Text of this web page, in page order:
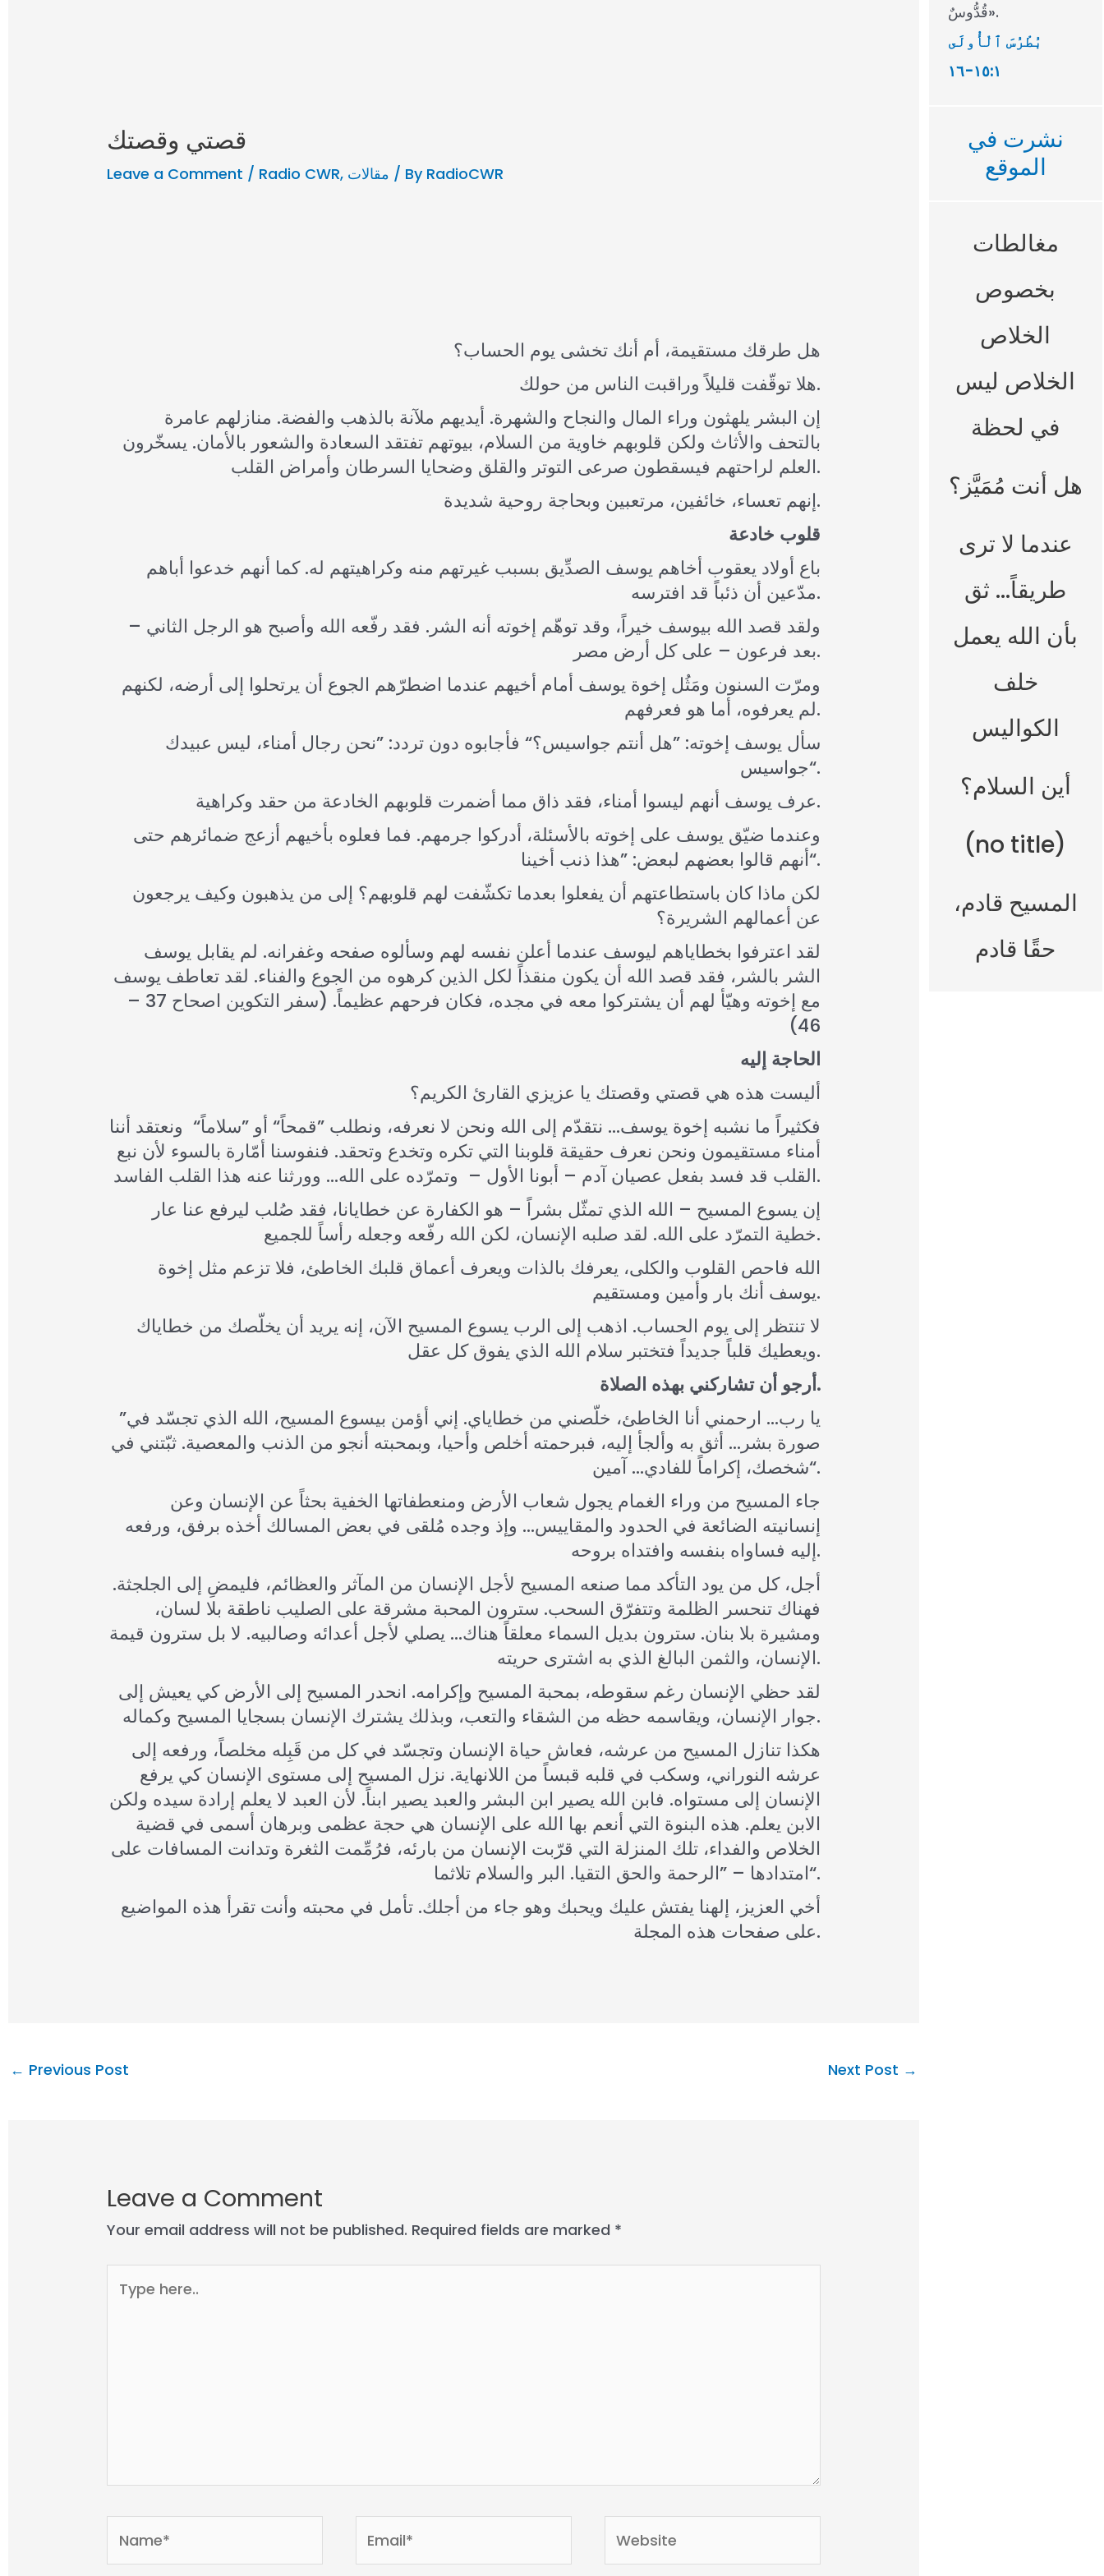
قصتي وقصتك
Leave a Comment / Radio CWR, مقالات / By RadioCWR
هل طرقك مستقيمة، أم أنك تخشى يوم الحساب؟
هلا توقّفت قليلاً وراقبت الناس من حولك.
إن البشر يلهثون وراء المال والنجاح والشهرة. أيديهم ملآنة بالذهب والفضة. منازلهم عامرة
بالتحف والأثاث ولكن قلوبهم خاوية من السلام، بيوتهم تفتقد السعادة والشعور بالأمان. يسخّرون
العلم لراحتهم فيسقطون صرعى التوتر والقلق وضحايا السرطان وأمراض القلب.
إنهم تعساء، خائفين، مرتعبين وبحاجة روحية شديدة.
قلوب خادعة
باع أولاد يعقوب أخاهم يوسف الصدِّيق بسبب غيرتهم منه وكراهيتهم له. كما أنهم خدعوا أباهم
مدّعين أن ذئباً قد افترسه.
ولقد قصد الله بيوسف خيراً، وقد توهّم إخوته أنه الشر. فقد رفّعه الله وأصبح هو الرجل الثاني –
بعد فرعون – على كل أرض مصر.
ومرّت السنون ومَثُل إخوة يوسف أمام أخيهم عندما اضطرّهم الجوع أن يرتحلوا إلى أرضه، لكنهم
لم يعرفوه، أما هو فعرفهم.
سأل يوسف إخوته: ”هل أنتم جواسيس؟“ فأجابوه دون تردد: ”نحن رجال أمناء، ليس عبيدك
جواسيس“.
عرف يوسف أنهم ليسوا أمناء، فقد ذاق مما أضمرت قلوبهم الخادعة من حقد وكراهية.
أنهم قالوا بعضهم لبعض: ”هذا ذنب أخينا“.
لكن ماذا كان باستطاعتهم أن يفعلوا بعدما تكشّفت لهم قلوبهم؟ إلى من يذهبون وكيف يرجعون
عن أعمالهم الشريرة؟
لقد اعترفوا بخطاياهم ليوسف عندما أعلن نفسه لهم وسألوه صفحه وغفرانه. لم يقابل يوسف
الشر بالشر، فقد قصد الله أن يكون منقذاً لكل الذين كرهوه من الجوع والفناء. لقد تعاطف يوسف
مع إخوته وهيّأ لهم أن يشتركوا معه في مجده، فكان فرحهم عظيماً. (سفر التكوين اصحاح 37 –
46)
الحاجة إليه
أليست هذه هي قصتي وقصتك يا عزيزي القارئ الكريم؟
فكثيراً ما نشبه إخوة يوسف… نتقدّم إلى الله ونحن لا نعرفه، ونطلب ”قمحاً“ أو ”سلاماً“ ونعتقد أننا
أمناء مستقيمون ونحن نعرف حقيقة قلوبنا التي تكره وتخدع وتحقد. فنفوسنا أمّارة بالسوء لأن نبع
القلب قد فسد بفعل عصيان آدم – أبونا الأول – وتمرّده على الله… وورثنا عنه هذا القلب الفاسد.
إن يسوع المسيح – الله الذي تمثّل بشراً – هو الكفارة عن خطايانا، فقد صُلب ليرفع عنا عار
خطية التمرّد على الله. لقد صلبه الإنسان، لكن الله رفّعه وجعله رأساً للجميع.
الله فاحص القلوب والكلى، يعرفك بالذات ويعرف أعماق قلبك الخاطئ، فلا تزعم مثل إخوة
يوسف أنك بار وأمين ومستقيم.
لا تنتظر إلى يوم الحساب. اذهب إلى الرب يسوع المسيح الآن، إنه يريد أن يخلّصك من خطاياك
ويعطيك قلباً جديداً فتختبر سلام الله الذي يفوق كل عقل.
أرجو أن تشاركني بهذه الصلاة.
”يا رب… ارحمني أنا الخاطئ، خلّصني من خطاياي. إني أؤمن بيسوع المسيح، الله الذي تجسّد في
صورة بشر… أثق به وألجأ إليه، فبرحمته أخلص وأحيا، وبمحبته أنجو من الذنب والمعصية. ثبّتني في
شخصك، إكراماً للفادي… آمين“.
إنسانيته الضائعة في الحدود والمقاييس… وإذ وجده مُلقى في بعض المسالك أخذه برفق، ورفعه
إليه فساواه بنفسه وافتداه بروحه.
أجل، كل من يود التأكد مما صنعه المسيح لأجل الإنسان من المآثر والعظائم، فليمضِ إلى الجلجثة.
فهناك تنحسر الظلمة وتتفرّق السحب. سترون المحبة مشرقة على الصليب ناطقة بلا لسان،
ومشيرة بلا بنان. سترون بديل السماء معلقاً هناك… يصلي لأجل أعدائه وصالبيه. لا بل سترون قيمة
الإنسان، والثمن البالغ الذي به اشترى حريته.
لقد حظي الإنسان رغم سقوطه، بمحبة المسيح وإكرامه. انحدر المسيح إلى الأرض كي يعيش إلى
جوار الإنسان، ويقاسمه حظه من الشقاء والتعب، وبذلك يشترك الإنسان بسجايا المسيح وكماله.
هكذا تنازل المسيح من عرشه، فعاش حياة الإنسان وتجسّد في كل من قَبِله مخلصاً، ورفعه إلى
عرشه النوراني، وسكب في قلبه قبساً من اللانهاية. نزل المسيح إلى مستوى الإنسان كي يرفع
الإنسان إلى مستواه. فابن الله يصير ابن البشر والعبد يصير ابناً. لأن العبد لا يعلم إرادة سيده ولكن
الابن يعلم. هذه البنوة التي أنعم بها الله على الإنسان هي حجة عظمى وبرهان أسمى في قضية
الخلاص والفداء، تلك المنزلة التي قرّبت الإنسان من بارئه، فرُمِّمت الثغرة وتدانت المسافات على
امتدادها – ”الرحمة والحق التقيا. البر والسلام تلاثما“.
أخي العزيز، إلهنا يفتش عليك ويحبك وهو جاء من أجلك. تأمل في محبته وأنت تقرأ هذه المواضيع
على صفحات هذه المجلة.
← Previous Post Next Post →
Leave a Comment
Your email address will not be published. Required fields are marked *
here..
قُدُّوسٌ».
بُطْرُسَ ٱلْأُولَى
١:‏١٥-‏١٦
نشرت في
الموقع
مغالطات
بخصوص
الخلاص
الخلاص ليس
في لحظة
هل أنت مُمَيَّز؟
عندما لا ترى
طريقاً… ثق
بأن الله يعمل
خلف
الكواليس
أين السلام؟
(no title)
المسيح قادم،
حقًا قادم